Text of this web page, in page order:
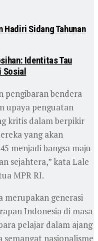
Hadiri Sidang Tahunan
Identitas Tau
pengibaran bendera
upaya penguatan
kritis dalam berpikir
yang akan
menjadi bangsa maju
sejahtera,” kata Lale
MPR RI.
merupakan generasi
Indonesia di masa
pelajar dalam ajang
nasionalisme